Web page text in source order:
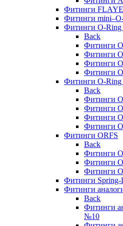
Фитинги
Фитинги
Фитинги O-
Back
Фитинги
Фитинги
Фитинги
Фитинги
Фитинги O-Ring
Back
Фитинги
Фитинги
Фитинги
Фитинги
Фитинги ORFS
Back
Фитинги
Фитинги
Фитинги
Фитинги Spring-
Фитинги
Back
Фитинги
№10